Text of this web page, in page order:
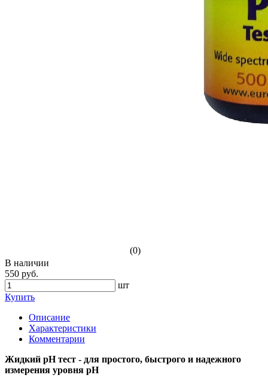
(0)
В наличии
550 руб.
шт
Купить
Описание
Характеристики
Комментарии
Жидкий pH тест - для простого, быстрого и надежного
измерения уровня pH